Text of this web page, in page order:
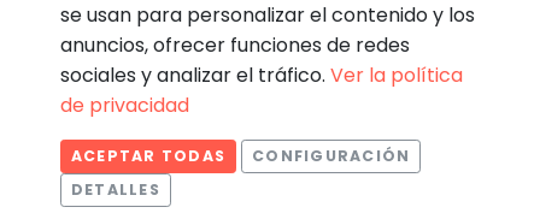
© Foodtruckya 2026
Condiciones de contratación Política de privacidad
Aviso legal
se usan para personalizar el contenido y los
anuncios, ofrecer funciones de redes
sociales y analizar el tráfico. Ver la política
de privacidad
ACEPTAR TODAS
CONFIGURACIÓN
DETALLES